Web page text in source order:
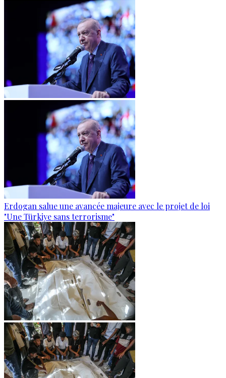
Erdogan salue une avancée majeure avec le projet de loi
"Une Türkiye sans terrorisme"